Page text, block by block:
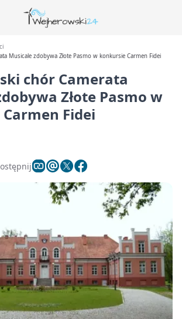
Musicale zdobywa Złote Pasmo w konkursie Carmen Fidei
chór Camerata
Złote Pasmo w
Fidei